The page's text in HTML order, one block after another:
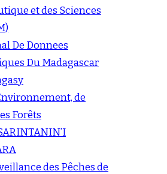
et des Sciences
De Donnees
Du Madagascar
de
Forêts
des Pêches de